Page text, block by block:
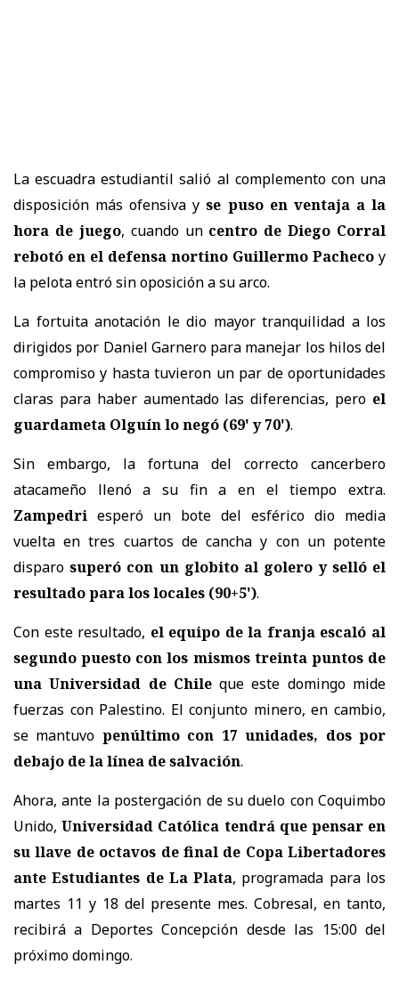
La escuadra estudiantil salió al complemento con una
disposición más ofensiva yse puso en ventaja a la
hora de juego, cuando uncentro de Diego Corral
rebotó en el defensa nortino Guillermo Pacheco y
la pelota entró sin oposición a su arco.
La fortuita anotación le dio mayor tranquilidad a los
dirigidos por Daniel Garnero para manejar los hilos del
compromiso y hasta tuvieron un par de oportunidades
claras para haber aumentado las diferencias, pero el
guardameta Olguín lo negó (69' y 70').
Sin embargo, la fortuna del correcto cancerbero
atacameño llenó a su fin a en el tiempo extra.
Zampedri esperó un bote del esférico dio media
vuelta en tres cuartos de cancha y con un potente
disparosuperó con un globito al golero y selló el
resultado para los locales (90+5').
Con este resultado, el equipo de la franja escaló al
segundo puesto con los mismos treinta puntos de
una Universidad de Chileque este domingo mide
fuerzas con Palestino. El conjunto minero, en cambio,
se mantuvo penúltimo con 17 unidades, dos por
debajo de la línea de salvación.
Ahora, ante la postergación de su duelo con Coquimbo
Unido,Universidad Católica tendrá que pensar en
su llave de octavos de final de Copa Libertadores
ante Estudiantes de La Plata, programada para los
martes 11 y 18 del presente mes. Cobresal, en tanto,
recibirá a Deportes Concepción desde las 15:00 del
próximo domingo.